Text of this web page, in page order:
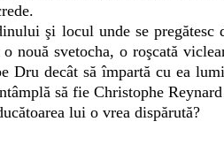
şi locul unde se
nouă svetocha, o roşcată
Dru decât să împartă cu ea
să fie Christophe
lui o vrea dispărută?